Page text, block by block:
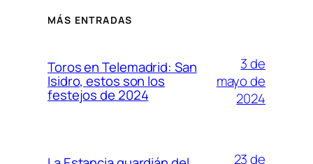
MÁS ENTRADAS
Toros en Telemadrid: San
Isidro, estos son los
festejos de 2024
3 de
mayo de
2024
23 de